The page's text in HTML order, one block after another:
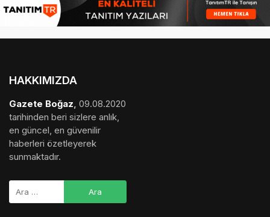
HAKKIMIZDA
Gazete Boğaz, 09.08.2020
tarihinden beri sizlere anlık,
en güncel, en güvenilir
haberleri özetleyerek
sunmaktadır.